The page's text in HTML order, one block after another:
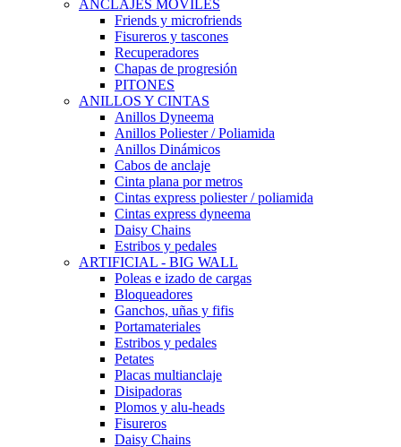
ANCLAJES MÓVILES
Friends y microfriends
Fisureros y tascones
Recuperadores
Chapas de progresión
PITONES
ANILLOS Y CINTAS
Anillos Dyneema
Anillos Poliester / Poliamida
Anillos Dinámicos
Cabos de anclaje
Cinta plana por metros
Cintas express poliester / poliamida
Cintas express dyneema
Daisy Chains
Estribos y pedales
ARTIFICIAL - BIG WALL
Poleas e izado de cargas
Bloqueadores
Ganchos, uñas y fifis
Portamateriales
Estribos y pedales
Petates
Placas multianclaje
Disipadoras
Plomos y alu-heads
Fisureros
Daisy Chains